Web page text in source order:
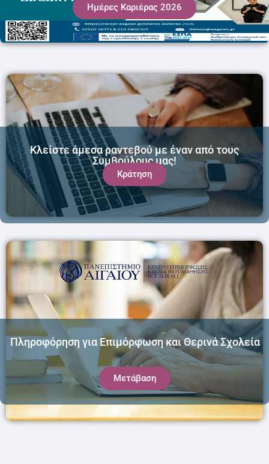
Ημέρες Καριέρας 2026
Κράτηση
Κλείστε άμεσα ραντεβού με έναν από τους
Συμβούλους μας!
Πληροφόρηση για Επιμόρφωση και Θερινά Σχολεία
Μετάβαση